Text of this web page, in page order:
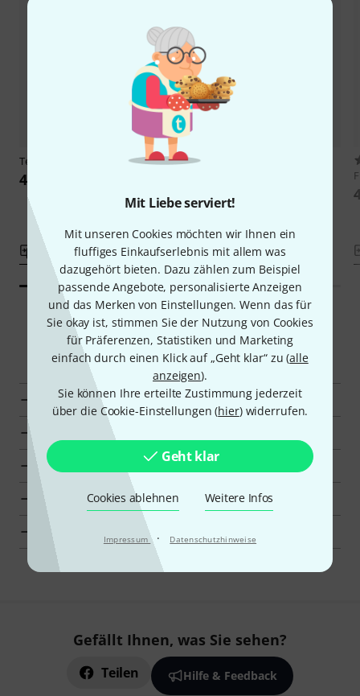
Mit Liebe serviert!
Mit unseren Cookies möchten wir Ihnen ein
fluffiges Einkaufserlebnis mit allem was
dazugehört bieten. Dazu zählen zum Beispiel
passende Angebote, personalisierte Anzeigen
und das Merken von Einstellungen. Wenn das für
Sie okay ist, stimmen Sie der Nutzung von Cookies
für Präferenzen, Statistiken und Marketing
einfach durch einen Klick auf „Geht klar“ zu (alle
anzeigen).
Sie können Ihre erteilte Zustimmung jederzeit
über die Cookie-Einstellungen (hier) widerrufen.
Geht klar
Cookies ablehnen Weitere Infos
Impressum · Datenschutzhinweise
Telex
45 €
Vergleichen
48 €
Vergleichen
Smart Navigator
Zur Kategorie In-Ear Kabel
Zur Kategorie In-Ear Monitoring
Zur Kategorie PA- und Beschallungsequipment
Detaillierte Herstellerinfos für Telex
Telex PA- und Beschallungsequipment zur Übersicht
Gefällt Ihnen, was Sie sehen?
Teilen Hilfe & Feedback